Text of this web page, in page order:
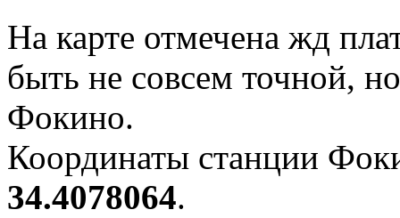
На карте отмечена жд
быть не совсем точной,
Фокино.
Координаты станции
34.4078064.